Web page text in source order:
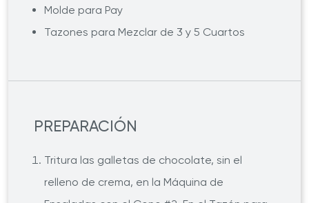
Molde para Pay
Tazones para Mezclar de 3 y 5 Cuartos
PREPARACIÓN
Tritura las galletas de chocolate, sin el
relleno de crema, en la Máquina de